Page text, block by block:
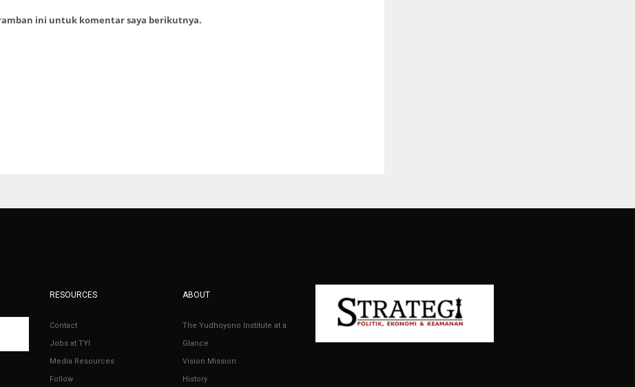
ini untuk komentar saya berikutnya.
RESOURCES
Contact
Jobs at TYI
Media Resources
Follow
ABOUT
The Yudhoyono Institute at a
Glance
Vision Mission
History